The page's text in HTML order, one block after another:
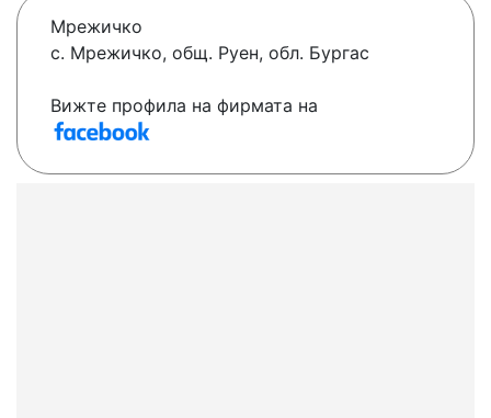
Мрежичко
с. Мрежичко, общ. Руен, обл. Бургас
Вижте профила на фирмата на